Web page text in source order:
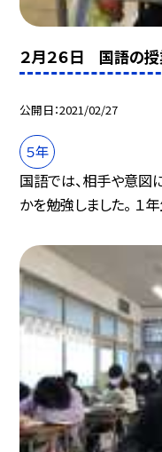
２月２６日 国語の
公開日 2021/02/27
５年
国語では、相手や意図
かを勉強しました。 １